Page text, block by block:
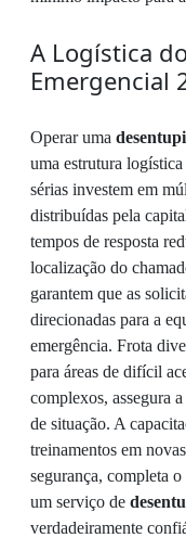
A Logística
Emergencial
Operar uma
uma estrutura
sérias investem em
distribuídas pela
tempos de resposta
localização do
garantem que as
direcionadas para a
emergência. Frota
para áreas de difícil
complexos, assegura
de situação. A
treinamentos em
segurança, completa
um serviço de
verdadeiramente